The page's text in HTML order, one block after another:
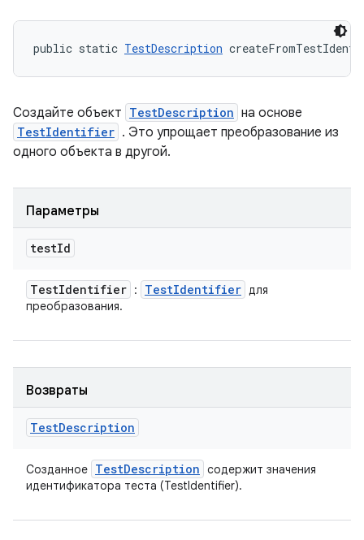
public static TestDescription
Создайте объект TestDescription на основе
TestIdentifier . Это упрощает преобразование из
одного объекта в другой.
Параметры
testId
TestIdentifier : TestIdentifier для
преобразования.
Возвраты
TestDescription
Созданное TestDescription содержит значения
идентификатора теста (TestIdentifier).